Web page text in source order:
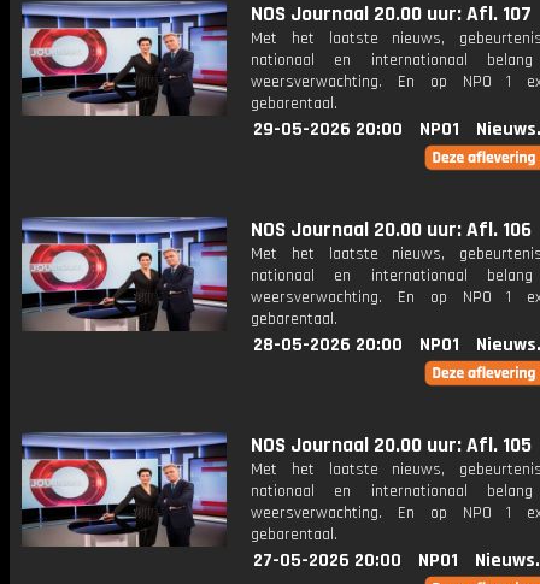
NOS Journaal 20.00 uur: Afl. 107
Met het laatste nieuws,
nationaal en internationaal
weersverwachting. En op NPO 1
gebarentaal.
29-05-2026 20:00 NPO1
NOS Journaal 20.00 uur: Afl. 106
Met het laatste nieuws,
nationaal en internationaal
weersverwachting. En op NPO 1
gebarentaal.
28-05-2026 20:00 NPO1
NOS Journaal 20.00 uur: Afl. 105
Met het laatste nieuws,
nationaal en internationaal
weersverwachting. En op NPO 1
gebarentaal.
27-05-2026 20:00 NPO1